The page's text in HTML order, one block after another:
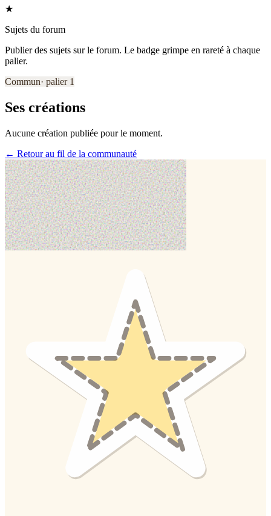
★
Sujets du forum
Publier des sujets sur le forum. Le badge grimpe en rareté à chaque
palier.
Commun· palier 1
Ses créations
Aucune création publiée pour le moment.
← Retour au fil de la communauté